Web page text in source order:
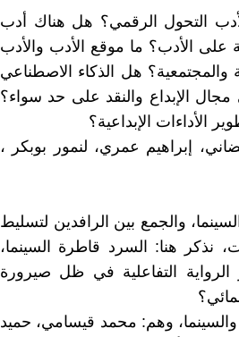
التحول الرقمي؟ هل هناك أدب
على الأدب؟ ما موقع الأدب والأدب
والمجتمعية؟ هل الذكاء الاصطناعي
الإبداع والنقد على حد سواء؟
الأداءات الإبداعية؟
إبراهيم عمري، لنمور بوبكر ،
والجمع بين الرافدين لتسليط
نذكر هنا: السرد قاطرة السينما،
الرواية التفاعلية في ظل صيرورة
وهم: محمد قيسامي، حميد